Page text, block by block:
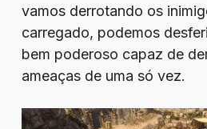
vamos derrotando os
carregado, podemos
bem poderoso capaz de
ameaças de uma só vez.